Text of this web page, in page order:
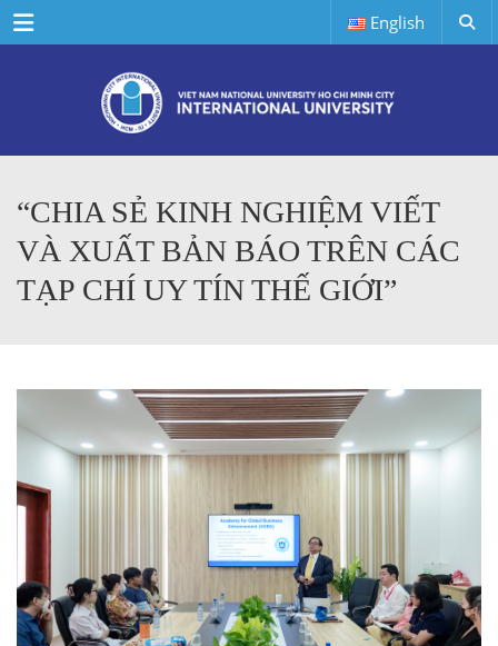
Menu English
“CHIA SẺ KINH NGHIỆM VIẾT
VÀ XUẤT BẢN BÁO TRÊN CÁC
TẠP CHÍ UY TÍN THẾ GIỚI”